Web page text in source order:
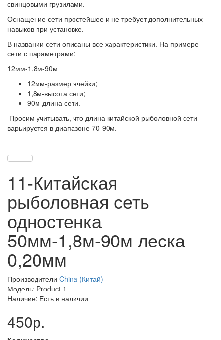
свинцовыми грузилами.
Оснащение сети простейшее и не требует дополнительных
навыков при установке.
В названии сети описаны все характеристики. На примере
сети с параметрами:
12мм-1,8м-90м
12мм-размер ячейки;
1,8м-высота сети;
90м-длина сети.
Просим учитывать, что длина китайской рыболовной сети
варьируется в диапазоне 70-90м.
11-Китайская
рыболовная сеть
одностенка
50мм-1,8м-90м леска
0,20мм
Производители China (Китай)
Модель: Product 1
Наличие: Есть в наличии
450р.